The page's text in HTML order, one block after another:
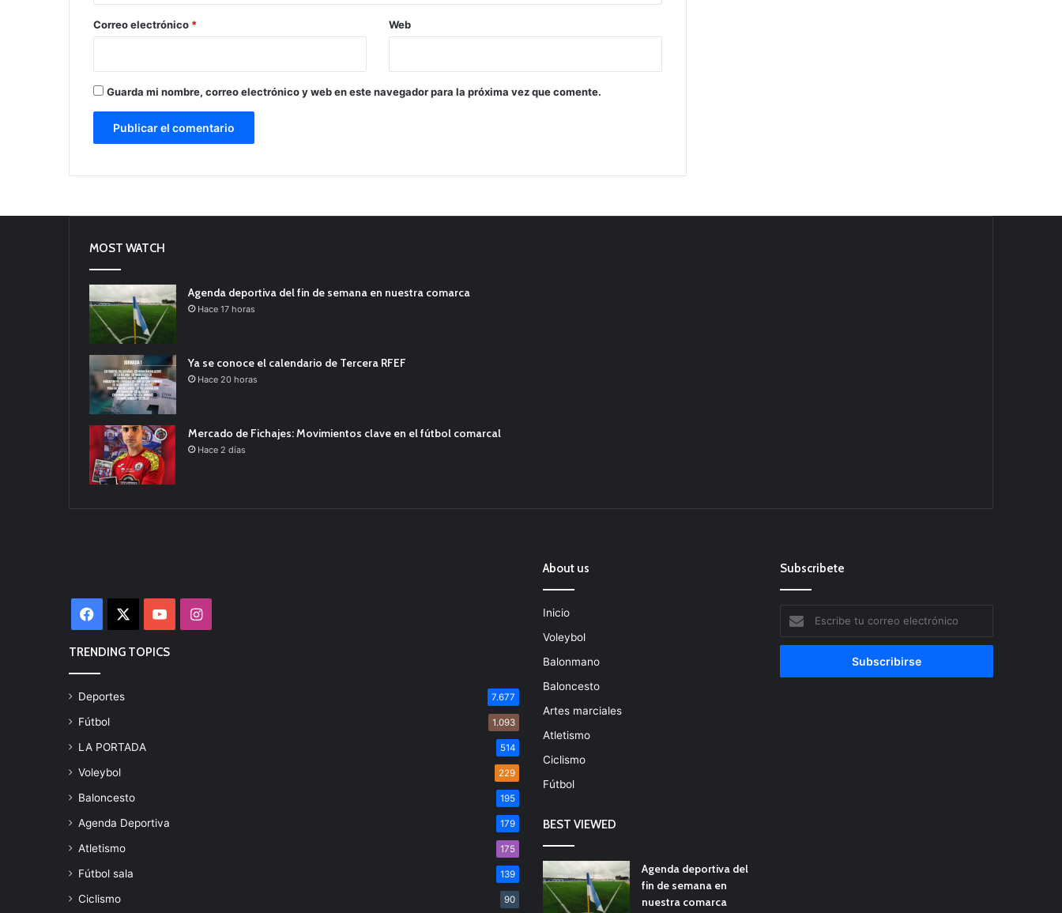
*
Correo electrónico * Web
Guarda mi nombre, correo electrónico y web en este navegador para la próxima vez que comente.
MOST WATCH
Agenda deportiva del fin de semana en nuestra comarca
Hace 17 horas
Ya se conoce el calendario de Tercera RFEF
Hace 20 horas
Mercado de Fichajes: Movimientos clave en el fútbol comarcal
Hace 2 días
Facebook YouTubeInstagram
TRENDING TOPICS
Deportes 7.677
Fútbol 1.093
LA PORTADA 514
Voleybol 229
Baloncesto 195
Agenda Deportiva 179
Atletismo 175
Fútbol sala 139
Ciclismo 90
About us
Inicio
Voleybol
Balonmano
Baloncesto
Artes marciales
Atletismo
Ciclismo
Fútbol
BEST VIEWED
Agenda deportiva del
fin de semana en
nuestra comarca
Subscribete
Escribe
tu
correo